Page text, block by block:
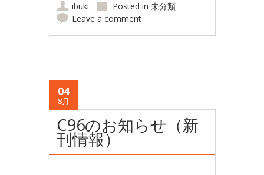
ibuki Posted in未分類
Leave a comment
04
8月
C96のお知らせ（新
刊情報）